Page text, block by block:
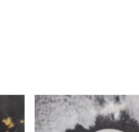
Ten
produkt
ma